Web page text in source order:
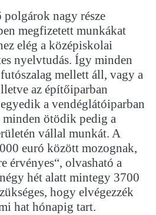
nagy része
megfizetett munkákat
elég a középiskolai
nyelvtudás. Így minden
mellett áll, vagy a
az építőiparban
a vendéglátóiparban
minden ötödik pedig a
vállal munkát. A
euró között mozognak,
érvényes“, olvasható a
hét alatt mintegy 3700
hogy elvégezzék
hat hónapig tart.